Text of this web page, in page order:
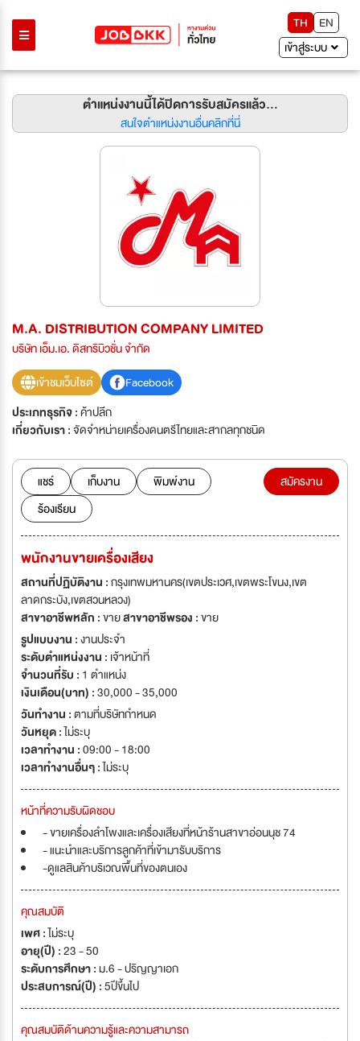
TH
EN
เข้าสู่ระบบ
ตำแหน่งงานนี้ได้ปิดการรับสมัครแล้ว...
สนใจตำแหน่งงานอื่นคลิกที่นี่
M.A. DISTRIBUTION COMPANY LIMITED
บริษัท เอ็ม.เอ. ดิสทริบิวชั่น จำกัด
เข้าชมเว็บไซต์
Facebook
ประเภทธุรกิจ :ค้าปลีก
เกี่ยวกับเรา :จัดจำหน่ายเครื่องดนตรีไทยและสากลทุกชนิด
แชร์ เก็บงาน
พิมพ์งาน
ร้องเรียน
สมัครงาน
พนักงานขายเครื่องเสียง
สถานที่ปฏิบัติงาน :กรุงเทพมหานคร(เขตประเวศ,เขตพระโขนง,เขต
ลาดกระบัง,เขตสวนหลวง)
สาขาอาชีพหลัก :ขายสาขาอาชีพรอง :ขาย
รูปแบบงาน :งานประจำ
ระดับตำแหน่งงาน : เจ้าหน้าที่
จำนวนที่รับ : 1 ตำแหน่ง
เงินเดือน(บาท) :30,000 - 35,000
วันทำงาน :ตามที่บริษัทกำหนด
วันหยุด :ไม่ระบุ
เวลาทำงาน :09:00 - 18:00
เวลาทำงานอื่นๆ :ไม่ระบุ
หน้าที่ความรับผิดชอบ
- ขายเครื่องลำโพงและเครื่องเสียงที่หน้าร้านสาขาอ่อนนุช 74
- แนะนำและบริการลูกค้าที่เข้ามารับบริการ
-ดูแลสินค้าบริเวณพื้นที่ของตนเอง
คุณสมบัติ
เพศ :ไม่ระบุ
อายุ(ปี) :23 - 50
ระดับการศึกษา :ม.6 - ปริญญาเอก
ประสบการณ์(ปี) :5ปีขึ้นไป
คุณสมบัติด้านความรู้และความสามารถ